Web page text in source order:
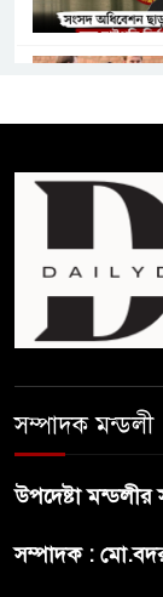
সম্পাদক মন্ডলী
উপদেষ্টা
সম্পাদক :